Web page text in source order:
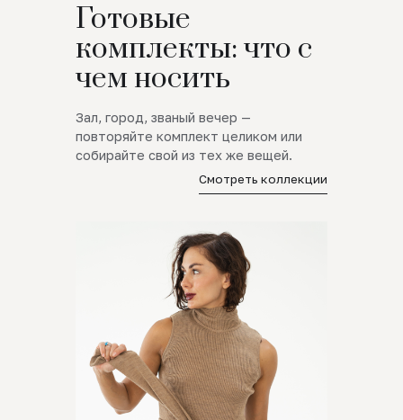
Готовые
комплекты: что с
чем носить
Зал, город, званый вечер —
повторяйте комплект целиком или
собирайте свой из тех же вещей.
Смотреть коллекции